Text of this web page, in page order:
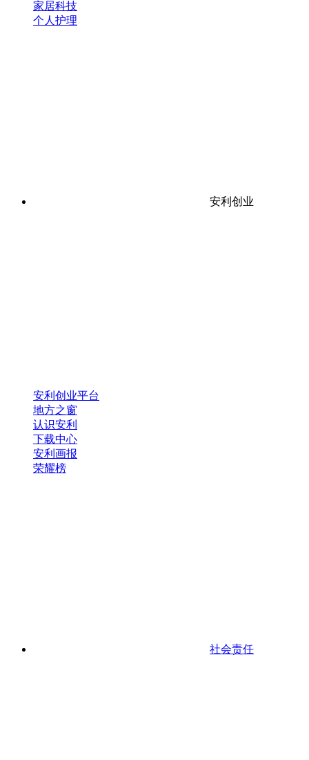
家居科技
个人护理
安利创业
安利创业平台
地方之窗
认识安利
下载中心
安利画报
荣耀榜
社会责任